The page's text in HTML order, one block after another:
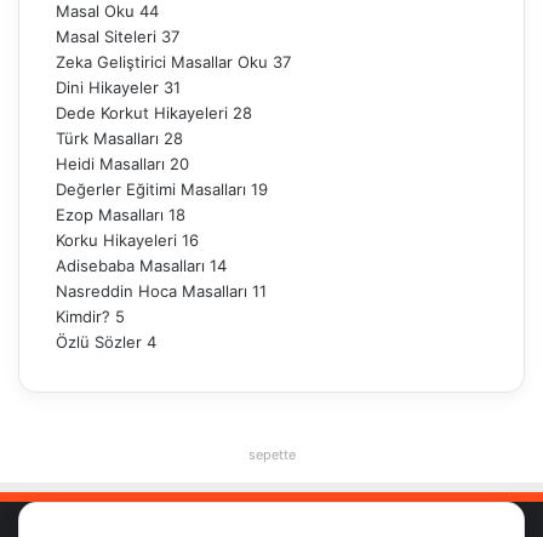
Masal Oku 44
Masal Siteleri 37
Zeka Geliştirici Masallar Oku 37
Dini Hikayeler 31
Dede Korkut Hikayeleri 28
Türk Masalları 28
Heidi Masalları 20
Değerler Eğitimi Masalları 19
Ezop Masalları 18
Korku Hikayeleri 16
Adisebaba Masalları 14
Nasreddin Hoca Masalları 11
Kimdir? 5
Özlü Sözler 4
sepette